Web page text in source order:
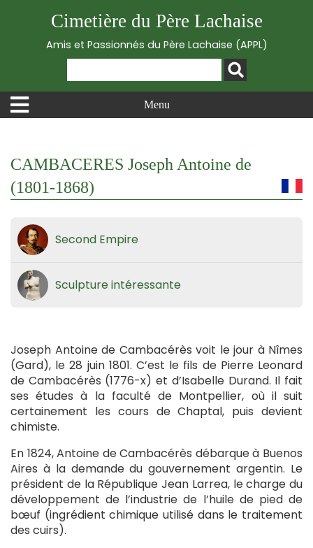
Cimetière du Père Lachaise
Amis et Passionnés du Père Lachaise (APPL)
Menu
CAMBACERES Joseph Antoine de
(1801-1868)
Second Empire
Sculpture intéressante
Joseph Antoine de Cambacérès voit le jour à Nîmes
(Gard), le 28 juin 1801. C’est le fils de Pierre Leonard
de Cambacérès (1776-x) et d’Isabelle Durand. Il fait
ses études à la faculté de Montpellier, où il suit
certainement les cours de Chaptal, puis devient
chimiste.
En 1824, Antoine de Cambacérès débarque à Buenos
Aires à la demande du gouvernement argentin. Le
président de la République Jean Larrea, le charge du
développement de l’industrie de l’huile de pied de
bœuf (ingrédient chimique utilisé dans le traitement
des cuirs).